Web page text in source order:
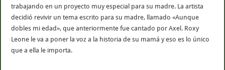
trabajando en un proyecto muy especial para su madre. La artista
decidió revivir un tema escrito para su madre, llamado «Aunque
dobles mi edad», que anteriormente fue cantado por Axel. Roxy
Leone le va a poner la voz a la historia de su mamá y eso es lo único
que a ella le importa.